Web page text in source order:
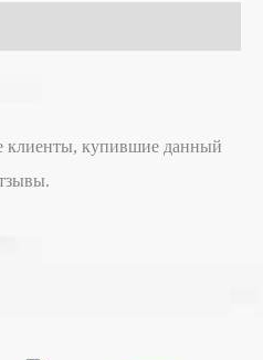
клиенты, купившие данный